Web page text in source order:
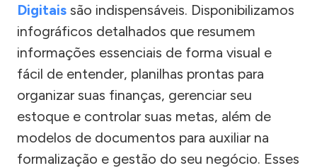
Digitais são indispensáveis. Disponibilizamos
infográficos detalhados que resumem
informações essenciais de forma visual e
fácil de entender, planilhas prontas para
organizar suas finanças, gerenciar seu
estoque e controlar suas metas, além de
modelos de documentos para auxiliar na
formalização e gestão do seu negócio. Esses